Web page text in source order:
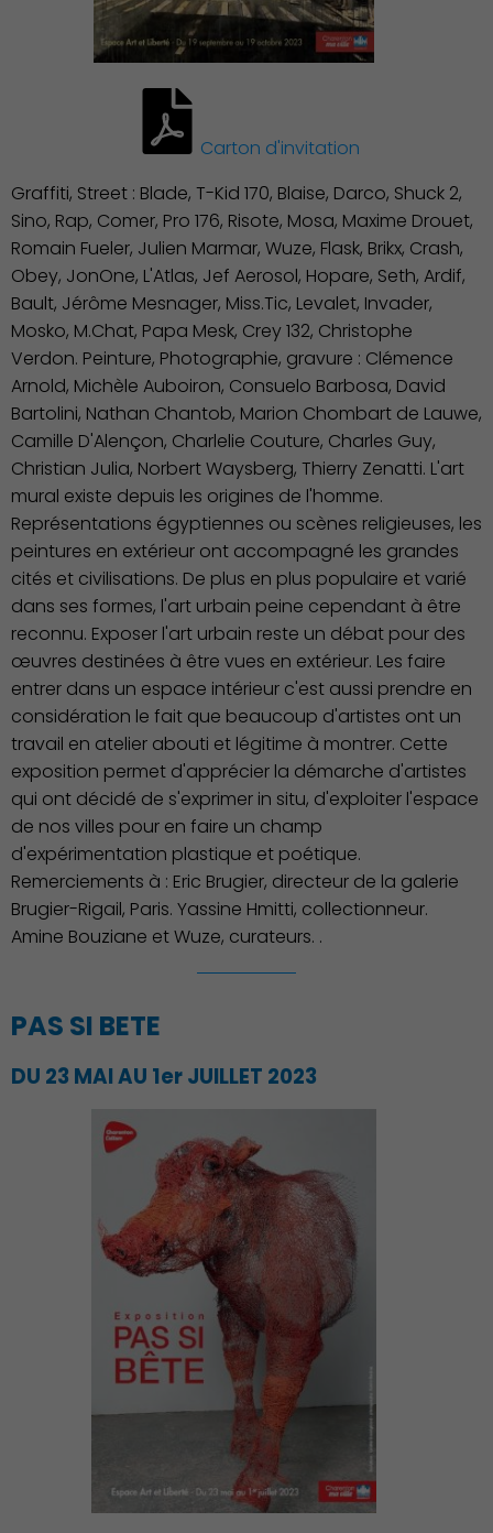
Famille
Action Sociale Solidarité
Carton d'invitation
Graffiti, Street : Blade, T-Kid 170, Blaise, Darco, Shuck 2,
Sino, Rap, Comer, Pro 176, Risote, Mosa, Maxime Drouet,
Romain Fueler, Julien Marmar, Wuze, Flask, Brikx, Crash,
Obey, JonOne, L'Atlas, Jef Aerosol, Hopare, Seth, Ardif,
Bault, Jérôme Mesnager, Miss.Tic, Levalet, Invader,
Mosko, M.Chat, Papa Mesk, Crey 132, Christophe
Verdon. Peinture, Photographie, gravure : Clémence
Arnold, Michèle Auboiron, Consuelo Barbosa, David
Bartolini, Nathan Chantob, Marion Chombart de Lauwe,
Camille D'Alençon, Charlelie Couture, Charles Guy,
Christian Julia, Norbert Waysberg, Thierry Zenatti. L'art
mural existe depuis les origines de l'homme.
Représentations égyptiennes ou scènes religieuses, les
peintures en extérieur ont accompagné les grandes
cités et civilisations. De plus en plus populaire et varié
dans ses formes, l'art urbain peine cependant à être
reconnu. Exposer l'art urbain reste un débat pour des
œuvres destinées à être vues en extérieur. Les faire
entrer dans un espace intérieur c'est aussi prendre en
considération le fait que beaucoup d'artistes ont un
travail en atelier abouti et légitime à montrer. Cette
exposition permet d'apprécier la démarche d'artistes
qui ont décidé de s'exprimer in situ, d'exploiter l'espace
de nos villes pour en faire un champ
d'expérimentation plastique et poétique.
Remerciements à : Eric Brugier, directeur de la galerie
Brugier-Rigail, Paris. Yassine Hmitti, collectionneur.
Amine Bouziane et Wuze, curateurs. .
PAS SI BETE
DU 23 MAI AU 1er JUILLET 2023